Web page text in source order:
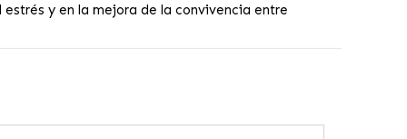
y en la mejora de la convivencia entre